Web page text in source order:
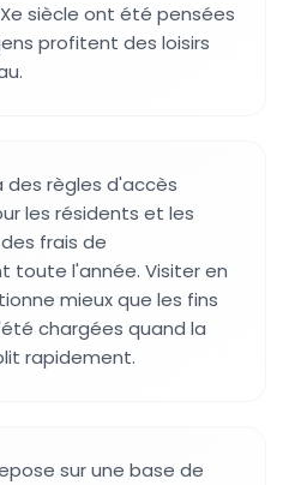
siècle ont été pensées
profitent des loisirs
des règles d'accès
les résidents et les
frais de
toute l'année. Visiter en
mieux que les fins
chargées quand la
rapidement.
sur une base de